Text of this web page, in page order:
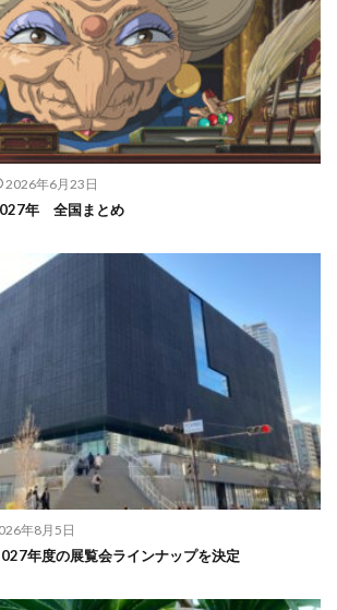
2026年6月23日
年 全国まとめ
年8月5日
年度の展覧会ラインナップを決定